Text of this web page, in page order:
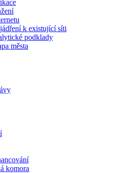
k existující síti
podklady
města
komora